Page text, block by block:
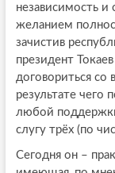
независимость и
желанием
зачистив
президент
договориться
результате чего
любой
слугу трёх (по
Сегодня он –